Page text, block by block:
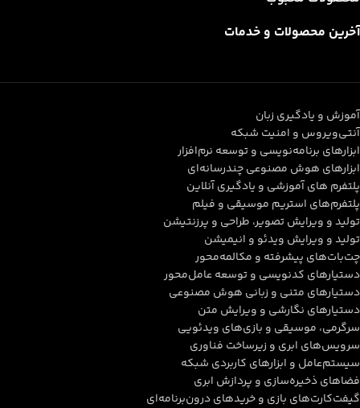
آخرین محصولات و خدمات
آموزش و یادگیری زبان
آنتی‌ویروس و امنیت شبکه
ابزارهای برنامه‌نویسی و توسعه نرم‌افزار
ابزارهای هوش مصنوعی چندرسانه‌ای
پلتفرم های آموزشی و یادگیری آنلاین
پلتفرم‌های استریم موسیقی و فیلم
تولید و ویرایش تصویر، طراحی و پرزنتیشن
تولید و ویرایش ویدئو و انیمیشن
چت‌بات‌های پیشرفته و مکالمه‌محور
دستیارهای کدنویسی و توسعه عامل‌محور
دستیارهای متنی و زبانی هوش مصنوعی
دستیارهای نگارشی و ویرایش متن
سرگرمی، موسیقی و بازی‌های ویدئویی
سرویس‌های ابری و زیرساخت فناوری
سیستم‌عامل و ابزارهای کاربردی شبکه
فضاهای ذخیره‌سازی و پردازش ابری
گیفت‌کارت‌های بازی و خریدهای درون‌برنامه‌ای